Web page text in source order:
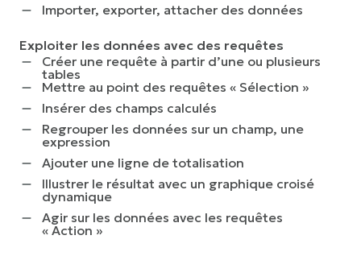
Importer, exporter, attacher des données
Exploiter les données avec des requêtes
Créer une requête à partir d’une ou plusieurs
tables
Mettre au point des requêtes « Sélection »
Insérer des champs calculés
Regrouper les données sur un champ, une
expression
Ajouter une ligne de totalisation
Illustrer le résultat avec un graphique croisé
dynamique
Agir sur les données avec les requêtes
« Action »